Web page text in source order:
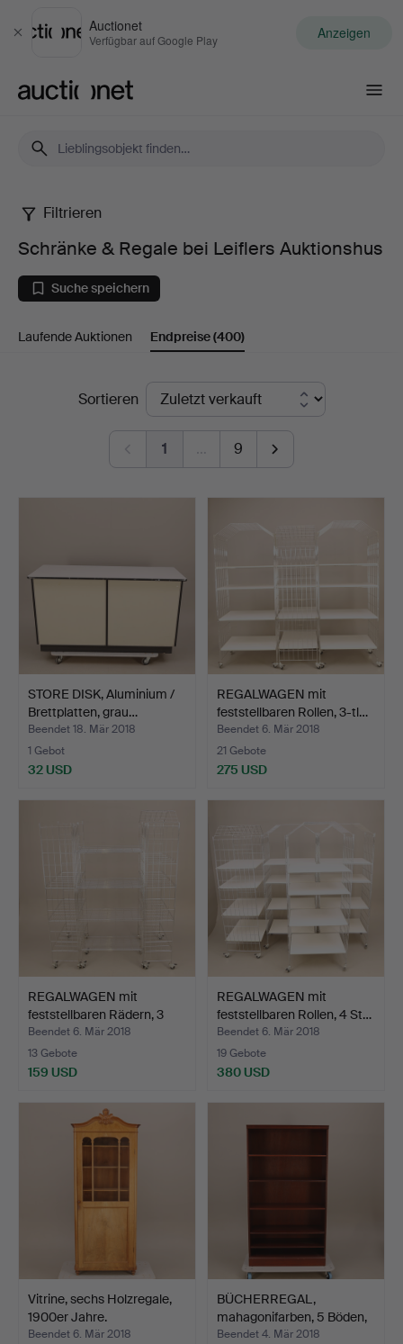
Schließen
Auctionet
Verfügbar auf Google Play Anzeigen
Schränke
Regale
bei
Leiflers
Auktionshus
Filtrieren
Schränke & Regale bei Leiflers Auktionshus
Suche speichern
Laufende Auktionen Endpreise(400)
EndpreiseSortieren
1 … 9
STORE DISK, Aluminium /
Brettplatten, grau…
Beendet 18. Mär 2018
1 Gebot
32 USD
REGALWAGEN mit
feststellbaren Rollen, 3-tl…
Beendet 6. Mär 2018
21 Gebote
275 USD
REGALWAGEN mit
feststellbaren Rädern, 3
St…
Beendet 6. Mär 2018
13 Gebote
159 USD
REGALWAGEN mit
feststellbaren Rollen, 4 St…
Beendet 6. Mär 2018
19 Gebote
380 USD
Vitrine, sechs Holzregale,
1900er Jahre.
Beendet 6. Mär 2018
BÜCHERREGAL,
mahagonifarben, 5 Böden,
Ende…
Beendet 4. Mär 2018